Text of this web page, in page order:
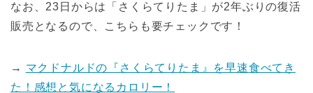
なお、23日からは「さくらてりたま」が2年ぶりの復活
販売となるので、こちらも要チェックです！
→ マクドナルドの『さくらてりたま』を早速食べてき
た！感想と気になるカロリー！